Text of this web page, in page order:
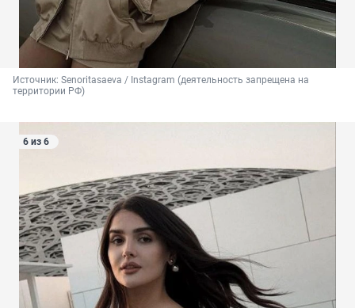
Источник: Senoritasaeva / Instagram (деятельность запрещена на
территории РФ)
6 из 6